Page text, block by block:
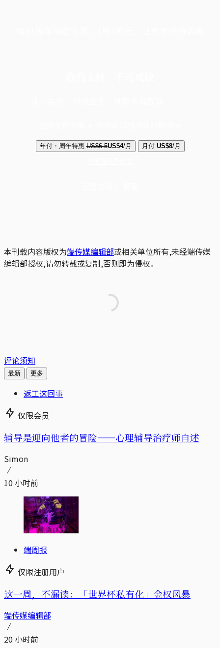
年付・周年特惠 US$6.5US$4/月 月付 US$8/月
本刊载内容版权为端传媒编辑部或相关单位所有,未经端传媒
编辑部授权,请勿转载或复制,否则即为侵权。
评论须知
最新 更多
返工这回事
仅限会员
辅导是迎向他者的冒险——心理辅导治疗师自述
Simon
10 小时前
端周报
仅限注册用户
这一周，不漏读：「世界杯私有化」金权风暴
端传媒编辑部
20 小时前